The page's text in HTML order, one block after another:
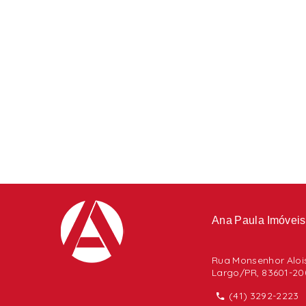
Ana Paula Imóveis
Rua Monsenhor
Largo/PR, 83601-
(41) 3292-2223